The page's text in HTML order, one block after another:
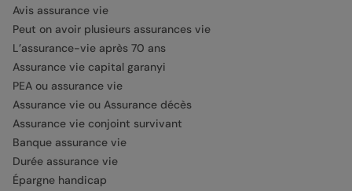
Avis assurance vie
Peut on avoir plusieurs assurances vie
L’assurance-vie après 70 ans
Assurance vie capital garanyi
PEA ou assurance vie
Assurance vie ou Assurance décès
Assurance vie conjoint survivant
Banque assurance vie
Durée assurance vie
Épargne handicap